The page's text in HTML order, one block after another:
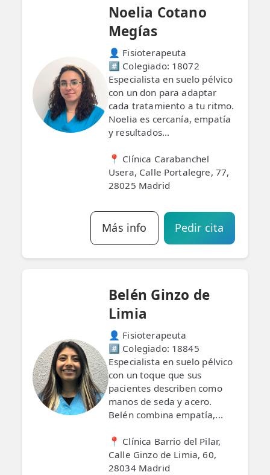
Noelia Cotano
Megías
👤 Fisioterapeuta
#️⃣ Colegiado: 18072
Especialista en suelo pélvico
con un don para adaptar
cada tratamiento a tu ritmo.
Noelia es cercanía, empatía
y resultados...
📍 Clínica Carabanchel
Usera, Calle Portalegre, 77,
28025 Madrid
Más info Pedir cita
Belén Ginzo de
Limia
👤 Fisioterapeuta
#️⃣ Colegiado: 18845
Especialista en suelo pélvico
con un toque que sus
pacientes describen como
manos de seda y acero.
Belén combina empatía,...
📍 Clínica Barrio del Pilar,
Calle Ginzo de Limia, 60,
28034 Madrid